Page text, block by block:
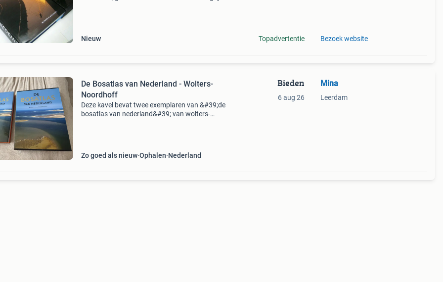
Nieuw
Topadvertentie Bezoek website
De Bosatlas van Nederland - Wolters-
Noordhoff
Deze kavel bevat twee exemplaren van &#39;de
bosatlas van nederland&#39; van wolters-
Zo goed als nieuw Ophalen Nederland
Bieden
6 aug 26
Mina
Leerdam